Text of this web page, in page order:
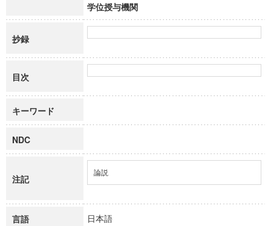
学位授与機関
抄録
目次
キーワード
NDC
注記
論説
言語 日本語